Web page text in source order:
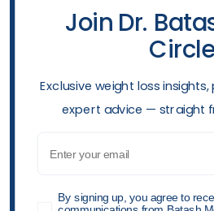
Oficina de Nueva York
De lunes a viernes: de 9 a 17 h
Sábado: 10am - 4:00pm
Domingo: 10am - 4:00pm
Teléfono
Join Dr.
​Exclusive weight loss
expert advice — straight
GDPRBy signing up, you agree to